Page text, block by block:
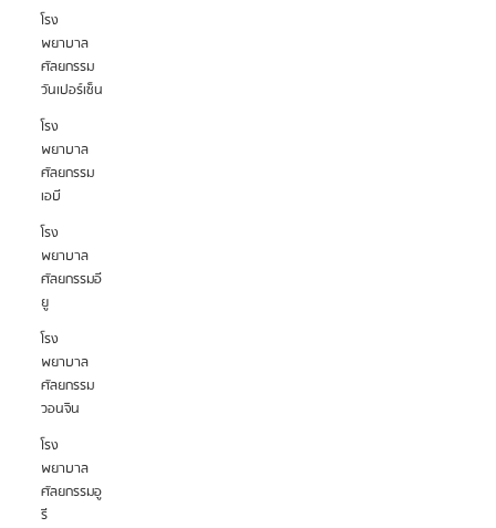
โรง
พยาบาล
ศัลยกรรม
วันเปอร์เซ็น
โรง
พยาบาล
ศัลยกรรม
เอบี
โรง
พยาบาล
ศัลยกรรมอี
ยู
โรง
พยาบาล
ศัลยกรรม
วอนจิน
โรง
พยาบาล
ศัลยกรรมอู
รี